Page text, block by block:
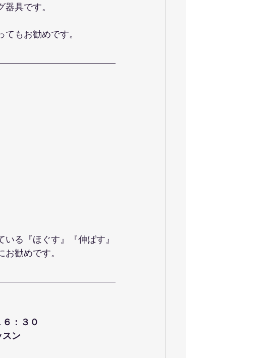
具です。
もお勧めです。
る『ほぐす』『伸ばす』
勧めです。
：３０
スン